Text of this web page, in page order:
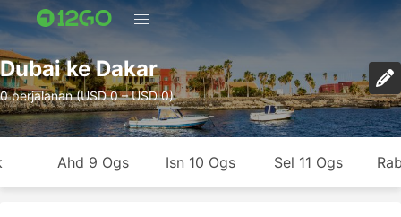
Dubai ke Dakar
0 perjalanan (USD 0 – USD 0)
Ahd 9 Ogs Isn 10 Ogs Sel 11 Ogs